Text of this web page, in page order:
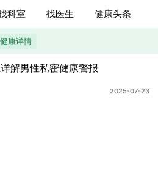
科室 找医生 健康头条
健康详情
解男性私密健康警报
2025-07-23